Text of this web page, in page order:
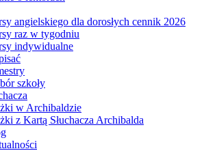
angielskiego dla dorosłych cennik 2026
raz w tygodniu
indywidualne
szkoły
w Archibaldzie
z Kartą Słuchacza Archibalda